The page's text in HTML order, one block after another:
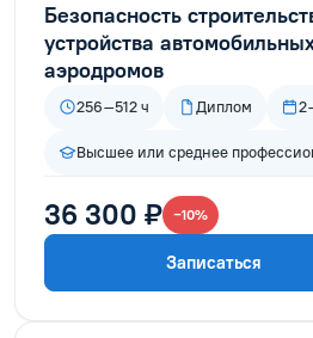
Безопасность
устройства
аэродромов
256–512 ч Диплом
Высшее или среднее
36 300 ₽ −10%
Записаться